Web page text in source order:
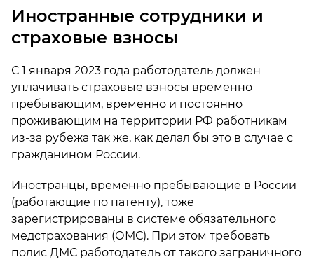
Иностранные сотрудники и
страховые взносы
С 1 января 2023 года работодатель должен
уплачивать страховые взносы временно
пребывающим, временно и постоянно
проживающим на территории РФ работникам
из-за рубежа так же, как делал бы это в случае с
гражданином России.
Иностранцы, временно пребывающие в России
(работающие по патенту), тоже
зарегистрированы в системе обязательного
медстрахования (ОМС). При этом требовать
полис ДМС работодатель от такого заграничного